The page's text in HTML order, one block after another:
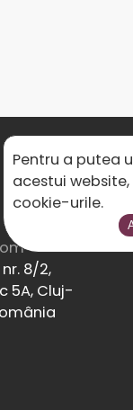
8/2,
5A, Cluj-
Pentru a putea
acestui
cookie-urile.